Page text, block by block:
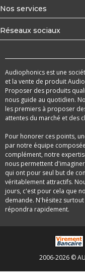
Nos services
Réseaux sociaux
Audiophonics est une
et la vente de produit
Proposer des produits
nous guide au quotidien.
les premiers à proposer
attentes du marché et des
Pour honorer ces points,
par notre équipe
complément, notre
nous permettent
qui ont pour seul but de
véritablement attractifs.
jours, c'est pour cela que
demande. N'hésitez
répondra rapidement.
2006-2026 ©